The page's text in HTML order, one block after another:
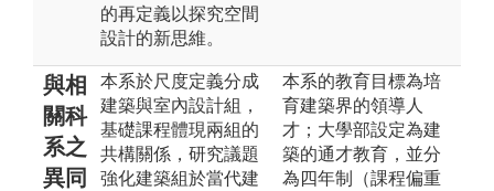
的再定義以探究空間
設計的新思維。
與相
關科
系之
異同
本系於尺度定義分成
建築與室內設計組，
基礎課程體現兩組的
共構關係，研究議題
強化建築組於當代建
本系的教育目標為培
育建築界的領導人
才；大學部設定為建
築的通才教育，並分
為四年制（課程偏重